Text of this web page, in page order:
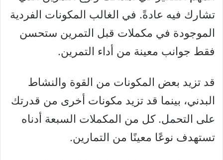
تشارك فيه عادةً. في الغالب المكونات الفردية
الموجودة في مكملات قبل التمرين ستحسن
فقط جوانب معينة من أداء التمرين.
قد تزيد بعض المكونات من القوة والنشاط
البدني، بينما قد تزيد مكونات أخرى من قدرتك
على التحمل. كل من المكملات السبعة أدناه
تستهدف نوعًا معينًا من التمارين.